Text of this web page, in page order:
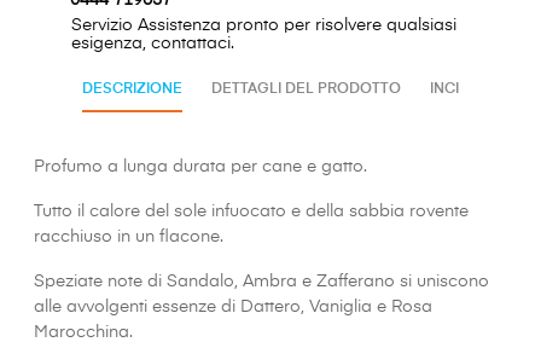
Servizio Assistenza pronto per risolvere qualsiasi
esigenza, contattaci.
DESCRIZIONE DETTAGLI DEL PRODOTTO INCI
Profumo a lunga durata per cane e gatto.
Tutto il calore del sole infuocato e della sabbia rovente
racchiuso in un flacone.
Speziate note di Sandalo, Ambra e Zafferano si uniscono
alle avvolgenti essenze di Dattero, Vaniglia e Rosa
Marocchina.